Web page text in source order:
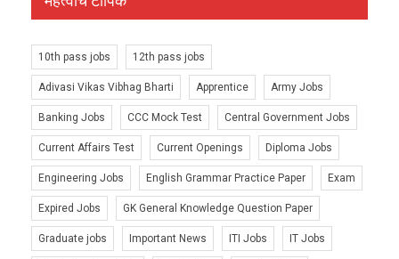
10th pass jobs 12th pass jobs
Adivasi Vikas Vibhag Bharti Apprentice Army Jobs
Banking Jobs CCC Mock Test Central Government Jobs
Current Affairs Test Current Openings Diploma Jobs
Engineering Jobs English Grammar Practice Paper Exam
Expired Jobs GK General Knowledge Question Paper
Graduate jobs Important News ITI Jobs IT Jobs